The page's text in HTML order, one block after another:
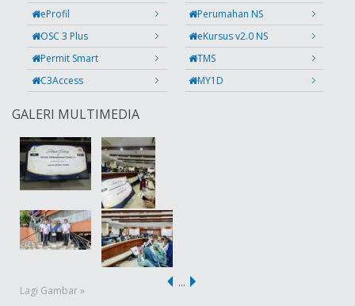
eProfil
Perumahan NS
OSC 3 Plus
eKursus v2.0 NS
Permit Smart
TMS
C3Access
MY1D
GALERI MULTIMEDIA
Lagi Gambar »
…